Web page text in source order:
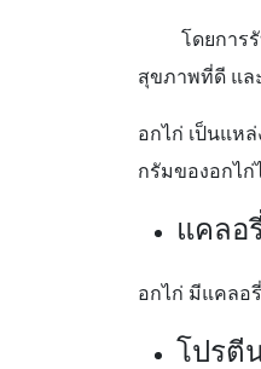
โดยการ
สุขภาพที่ดี แล
อกไก่ เป็นแห
กรัมของอกไก่
แคลอ
อกไก่ มีแคลอ
โปรตี